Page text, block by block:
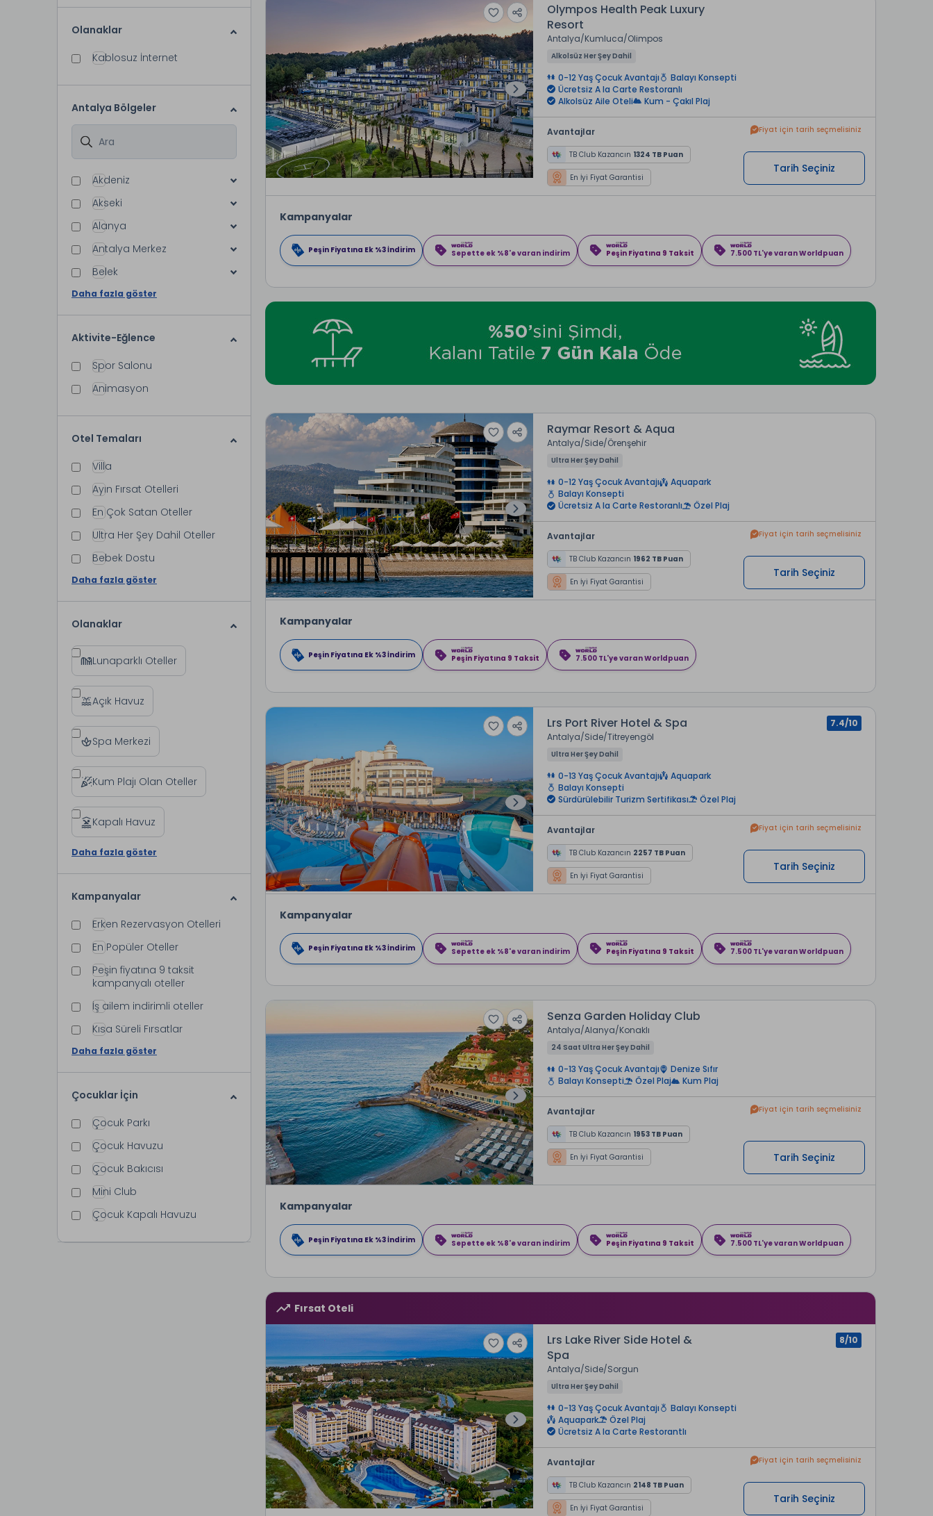
Olanaklar
Kablosuz İnternet
Antalya Bölgeler
Akdeniz
Akseki
Alanya
Antalya Merkez
Belek
Daha fazla göster
Aktivite-Eğlence
Spor Salonu
Animasyon
Otel Temaları
Villa
Ayın Fırsat Otelleri
En Çok Satan Oteller
Ultra Her Şey Dahil Oteller
Bebek Dostu
Daha fazla göster
Olanaklar
Lunaparklı Oteller
Açık Havuz
Spa Merkezi
Kum Plajı Olan Oteller
Kapalı Havuz
Daha fazla göster
Kampanyalar
Erken Rezervasyon Otelleri
En Popüler Oteller
Peşin fiyatına 9 taksit
kampanyalı oteller
İş ailem indirimli oteller
Kısa Süreli Fırsatlar
Daha fazla göster
Çocuklar İçin
Çocuk Parkı
Çocuk Havuzu
Çocuk Bakıcısı
Mini Club
Çocuk Kapalı Havuzu
Olympos Health Peak Luxury
Resort
Antalya Kumluca Olimpos
Alkolsüz Her Şey Dahil
0-12 Yaş Çocuk Avantajı
Balayı Konsepti
Ücretsiz A la Carte Restoranlı
Alkolsüz Aile Oteli
Kum - Çakıl Plaj
Avantajlar
TB Club Kazancın 1324 TB Puan
En İyi Fiyat Garantisi
Fiyat için tarih seçmelisiniz
Tarih Seçiniz
Kampanyalar
Peşin Fiyatına Ek %3 İndirim Sepette ek %8'e varan indirim Peşin Fiyatına 9 Taksit 7.500 TL'ye varan Worldpuan
Raymar Resort & Aqua
Antalya Side Örenşehir
Ultra Her Şey Dahil
0-12 Yaş Çocuk Avantajı
Aquapark
Balayı Konsepti
Ücretsiz A la Carte Restoranlı
Özel Plaj
Avantajlar
TB Club Kazancın 1962 TB Puan
En İyi Fiyat Garantisi
Fiyat için tarih seçmelisiniz
Tarih Seçiniz
Kampanyalar
Peşin Fiyatına Ek %3 İndirim Peşin Fiyatına 9 Taksit 7.500 TL'ye varan Worldpuan
Lrs Port River Hotel & Spa
Antalya Side Titreyengöl
Ultra Her Şey Dahil
0-13 Yaş Çocuk Avantajı
Aquapark
Balayı Konsepti
Sürdürülebilir Turizm Sertifikası
Özel Plaj
7.4/10
Avantajlar
TB Club Kazancın 2257 TB Puan
En İyi Fiyat Garantisi
Fiyat için tarih seçmelisiniz
Tarih Seçiniz
Kampanyalar
Peşin Fiyatına Ek %3 İndirim Sepette ek %8'e varan indirim Peşin Fiyatına 9 Taksit 7.500 TL'ye varan Worldpuan
Senza Garden Holiday Club
Antalya Alanya Konaklı
24 Saat Ultra Her Şey Dahil
0-13 Yaş Çocuk Avantajı
Denize Sıfır
Balayı Konsepti
Özel Plaj Kum Plaj
Avantajlar
TB Club Kazancın 1953 TB Puan
En İyi Fiyat Garantisi
Fiyat için tarih seçmelisiniz
Tarih Seçiniz
Kampanyalar
Peşin Fiyatına Ek %3 İndirim Sepette ek %8'e varan indirim Peşin Fiyatına 9 Taksit 7.500 TL'ye varan Worldpuan
Fırsat Oteli
Lrs Lake River Side Hotel &
Spa
Antalya Side Sorgun
Ultra Her Şey Dahil
0-13 Yaş Çocuk Avantajı
Balayı Konsepti
Aquapark
Özel Plaj
Ücretsiz A la Carte Restorantlı
8/10
Avantajlar
TB Club Kazancın 2148 TB Puan
En İyi Fiyat Garantisi
Fiyat için tarih seçmelisiniz
Tarih Seçiniz